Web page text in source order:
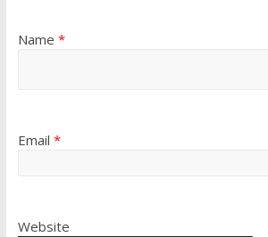
Name *
Email *
Website